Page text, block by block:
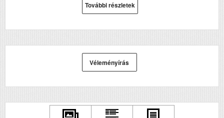
További részletek
Véleményírás